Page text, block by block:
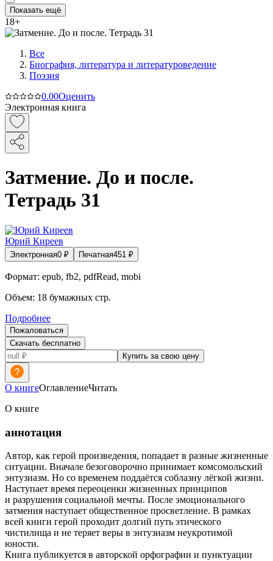
Показать ещё
18+
Все
Биография, литература и литературоведение
Поэзия
0.00Оценить
Электронная книга
Затмение. До и после.
Тетрадь 31
Юрий Киреев
Электронная0 ₽ Печатная451 ₽
Формат: epub, fb2, pdfRead, mobi
Объем: 18 бумажных стр.
Подробнее
Пожаловаться
Скачать бесплатно
Купить за свою цену
О книгеОглавлениеЧитать
О книге
аннотация
Автор, как герой произведения, попадает в разные жизненные
ситуации. Вначале безоговорочно принимает комсомольский
энтузиазм. Но со временем поддаётся соблазну лёгкой жизни.
Наступает время переоценки жизненных принципов
и разрушения социальной мечты. После эмоционального
затмения наступает общественное просветление. В рамках
всей книги герой проходит долгий путь этического
чистилища и не теряет веры в энтузиазм неукротимой
юности.
Книга публикуется в авторской орфографии и пунктуации